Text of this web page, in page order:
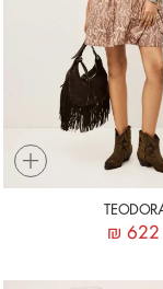
+
₪ 622